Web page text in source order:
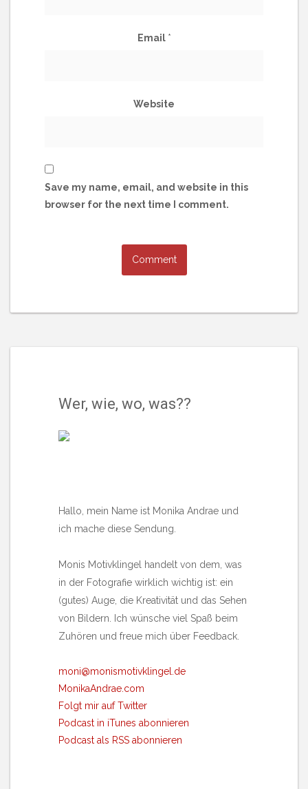
Email *
Website
Save my name, email, and website in this
browser for the next time I comment.
Wer, wie, wo, was??
Hallo, mein Name ist Monika Andrae und
ich mache diese Sendung.
Monis Motivklingel handelt von dem, was
in der Fotografie wirklich wichtig ist: ein
(gutes) Auge, die Kreativität und das Sehen
von Bildern. Ich wünsche viel Spaß beim
Zuhören und freue mich über Feedback.
moni@monismotivklingel.de
MonikaAndrae.com
Folgt mir auf Twitter
Podcast in iTunes abonnieren
Podcast als RSS abonnieren